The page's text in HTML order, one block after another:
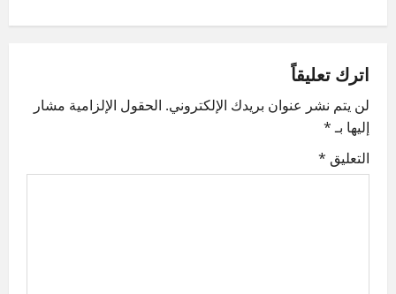
a
v
i
اترك تعليقاً
لن يتم نشر عنوان بريدك الإلكتروني. الحقول الإلزامية مشار
إليها بـ*
التعليق *